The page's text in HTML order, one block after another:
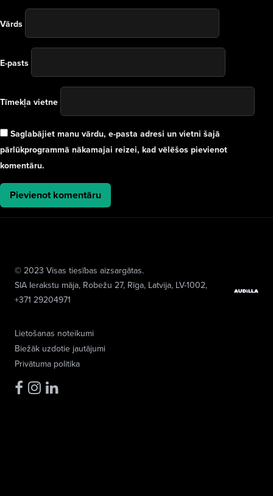
Vārds
E-pasts
Tīmekļa vietne
Saglabājiet manu vārdu, e-pasta adresi un vietni šajā
pārlūkprogrammā nākamajai reizei, kad vēlēšos pievienot
komentāru.
Lietošanas noteikumi
Biežāk uzdotie jautājumi
Privātuma politika
© 2023 Visas tiesības aizsargātas.
SIA Ierakstu māja, Robežu 27, Rīga, Latvija, LV-1002,
+371 29204971